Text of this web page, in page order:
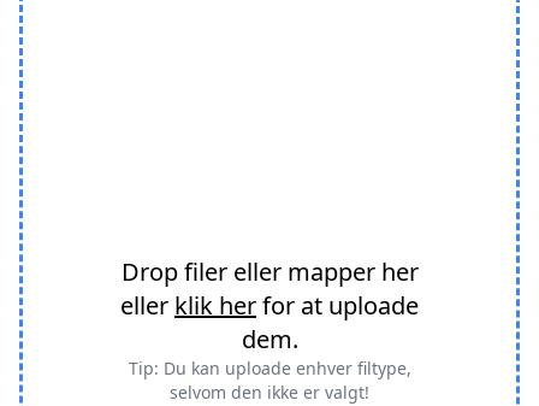
Drop filer eller mapper her
eller klik herfor at uploade
dem.
Tip: Du kan uploade enhver filtype,
selvom den ikke er valgt!